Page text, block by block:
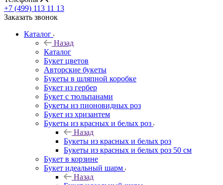
+7 (499) 113 11 13
Заказать звонок
Каталог
Назад
Каталог
Букет цветов
Авторские букеты
Букеты в шляпной коробке
Букет из гербер
Букет с тюльпанами
Букеты из пионовидных роз
Букет из хризантем
Букеты из красных и белых роз
Назад
Букеты из красных и белых роз
Букеты из красных и белых роз 50 см
Букет в корзине
Букет идеальный шарм
Назад